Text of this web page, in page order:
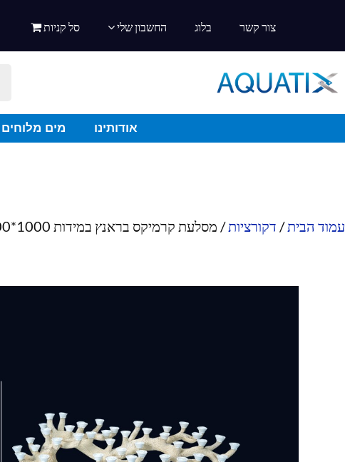
צור קשר בלוג החשבון שלי סל קניות
אודותינו מים מלוחים
עמוד הבית/ דקורציות/ מסלעת קרמיקס בראנץ במידות 1000*400*350 מ"מ מדגם J120-6B